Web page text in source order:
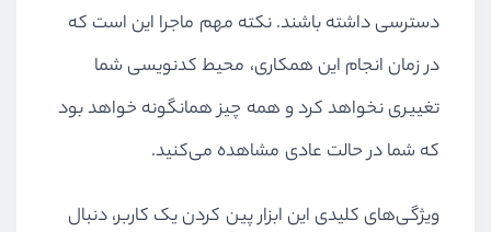
دسترسی داشته باشند. نکته مهم ماجرا این است که
در زمان انجام این همکاری، محیط کدنویسی شما
تغییری نخواهد کرد و همه چیز همانگونه خواهد بود
که شما در حالت عادی مشاهده می‌کنید.
ویژگی‌های کلیدی این ابزار پین کردن یک کاربر، دنبال